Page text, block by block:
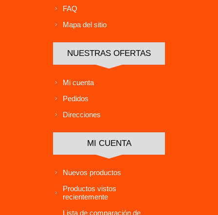
FAQ
Mapa del sitio
NUESTRAS OFERTAS
Mi cuenta
Pedidos
Direcciones
MI CUENTA
Nuevos productos
Productos vistos
recientemente
Lista de comparación de